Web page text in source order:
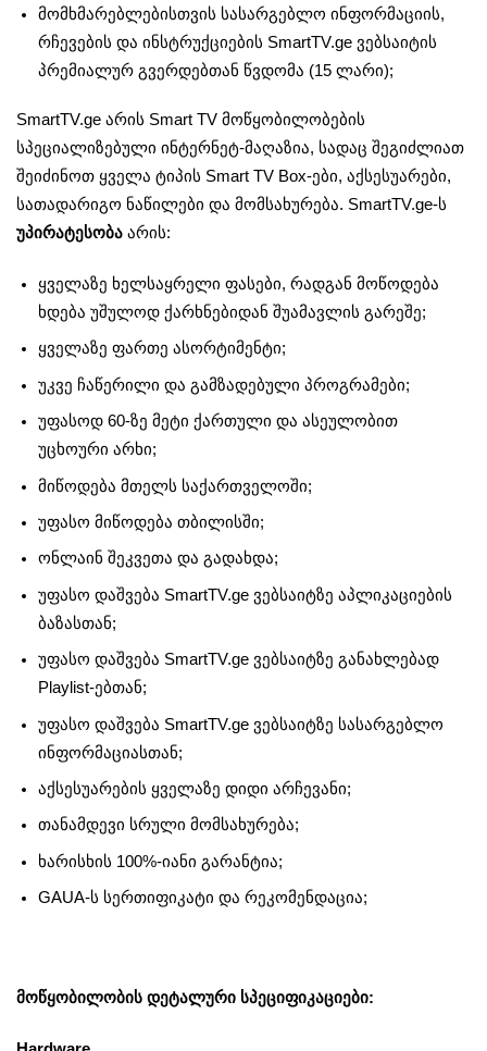
მომხმარებლებისთვის სასარგებლო ინფორმაციის,
რჩევების და ინსტრუქციების SmartTV.ge ვებსაიტის
პრემიალურ გვერდებთან წვდომა (15 ლარი);
SmartTV.ge არის Smart TV მოწყობილობების
სპეციალიზებული ინტერნეტ-მაღაზია, სადაც შეგიძლიათ
შეიძინოთ ყველა ტიპის Smart TV Box-ები, აქსესუარები,
სათადარიგო ნაწილები და მომსახურება. SmartTV.ge-ს
უპირატესობა არის:
ყველაზე ხელსაყრელი ფასები, რადგან მოწოდება
ხდება უშულოდ ქარხნებიდან შუამავლის გარეშე;
ყველაზე ფართე ასორტიმენტი;
უკვე ჩაწერილი და გამზადებული პროგრამები;
უფასოდ 60-ზე მეტი ქართული და ასეულობით
უცხოური არხი;
მიწოდება მთელს საქართველოში;
უფასო მიწოდება თბილისში;
ონლაინ შეკვეთა და გადახდა;
უფასო დაშვება SmartTV.ge ვებსაიტზე აპლიკაციების
ბაზასთან;
უფასო დაშვება SmartTV.ge ვებსაიტზე განახლებად
Playlist-ებთან;
უფასო დაშვება SmartTV.ge ვებსაიტზე სასარგებლო
ინფორმაციასთან;
აქსესუარების ყველაზე დიდი არჩევანი;
თანამდევი სრული მომსახურება;
ხარისხის 100%-იანი გარანტია;
GAUA-ს სერთიფიკატი და რეკომენდაცია;
მოწყობილობის დეტალური სპეციფიკაციები: